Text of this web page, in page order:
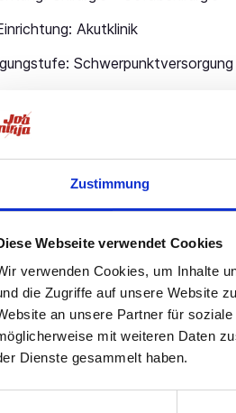
Zustimmung
Webseite verwendet Cookies
verwenden Cookies, um Inhalte
die Zugriffe auf unsere Website
an unsere Partner für
mit weiteren Daten
Dienste gesammelt haben.
Akutklinik
Schwerpunktversorgung
400 - 450 Betten
Thüringen
DE-98xxx
Region Suhl
unbefristet
Vollzeit - 40 h / Woche
Tarif
zum nächstmöglichen Zeitpunkt